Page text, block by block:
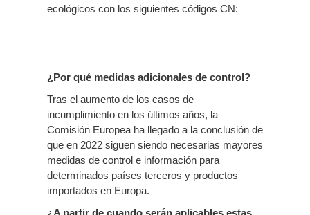
ecológicos con los siguientes códigos CN:
¿Por qué medidas adicionales de control?
Tras el aumento de los casos de
incumplimiento en los últimos años, la
Comisión Europea ha llegado a la conclusión de
que en 2022 siguen siendo necesarias mayores
medidas de control e información para
determinados países terceros y productos
importados en Europa.
¿A partir de cuando serán aplicables estas